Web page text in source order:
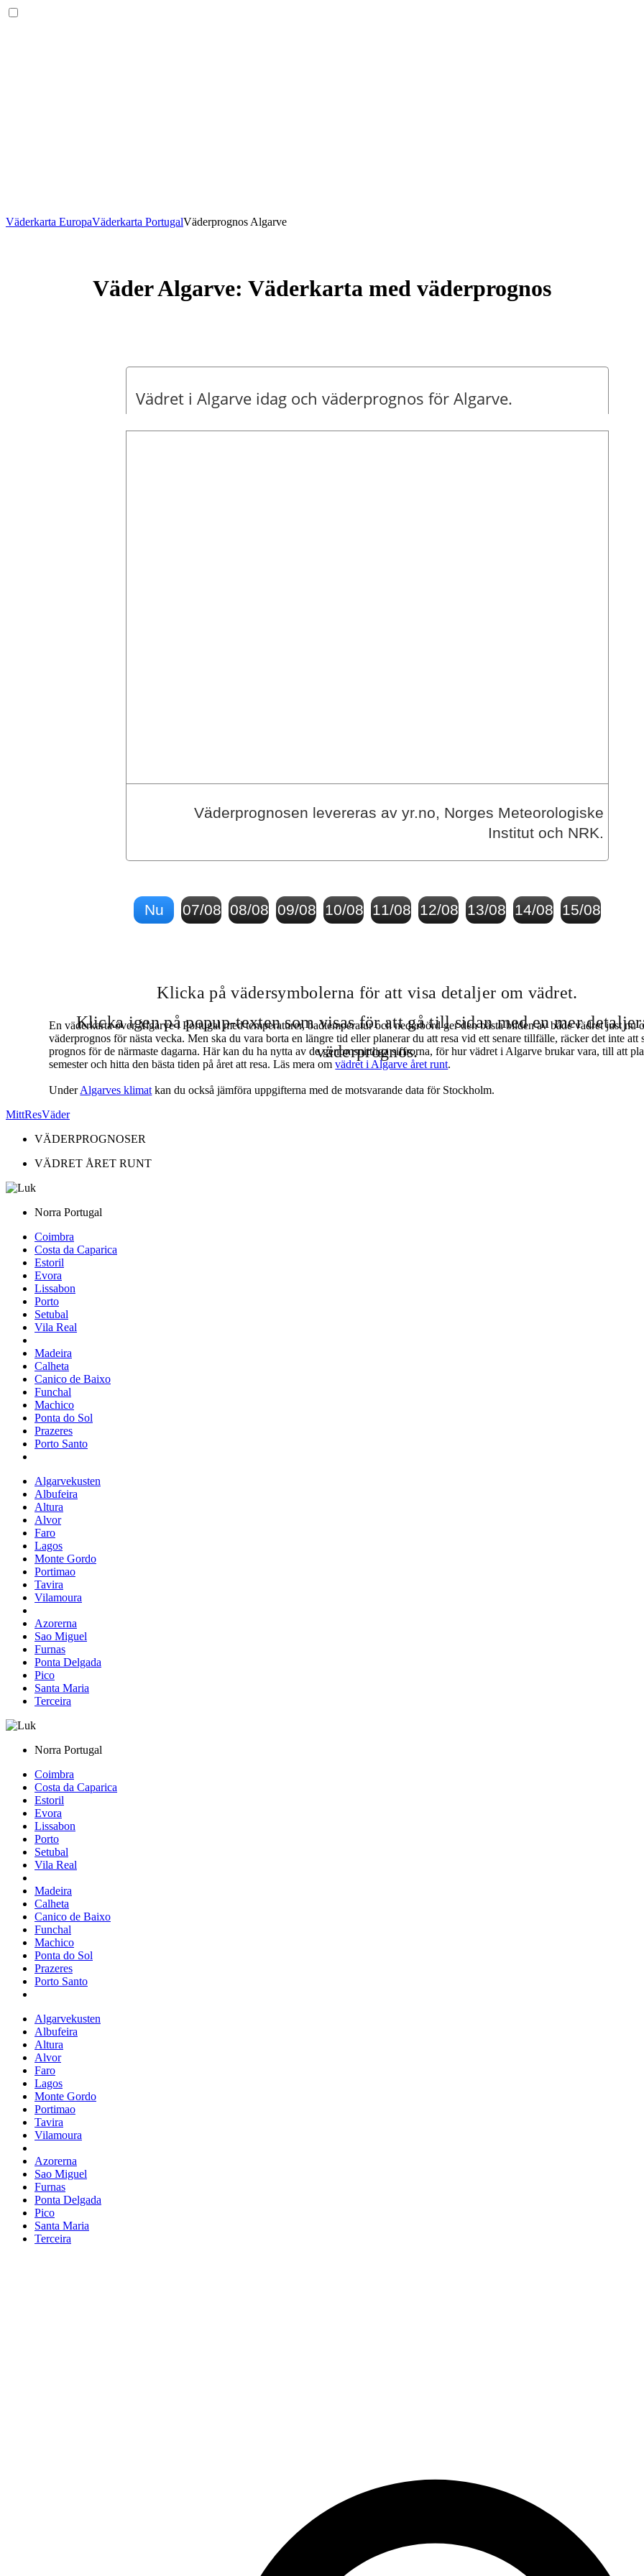
Väderkarta EuropaVäderkarta PortugalVäderprognos Algarve
Väder Algarve: Väderkarta med väderprognos
Vädret i Algarve idag och väderprognos för Algarve.
Väderprognosen levereras av yr.no, Norges Meteorologiske
Institut och NRK.
Nu 07/08 08/08 09/08 10/08 11/08 12/08 13/08 14/08 15/08
Klicka på vädersymbolerna för att visa detaljer om vädret.
Klicka igen på popup-texten som visas för att gå till sidan med en mer
väderprognos.
En väderkarta över Algarve i Portugal med temperaturer, badtemperatur och nederbörd ger den bästa bilden av både vädret just nu
väderprognos för nästa vecka. Men ska du vara borta en längre tid eller planerar du att resa vid ett senare tillfälle, räcker det inte att
prognos för de närmaste dagarna. Här kan du ha nytta av de genomsnittliga siffrorna, för hur vädret i Algarve brukar vara, till att
semester och hitta den bästa tiden på året att resa. Läs mera omvädret i Algarve året runt.
UnderAlgarves klimat kan du också jämföra uppgifterna med de motsvarande data för Stockholm.
MittResVäder
VÄDERPROGNOSER
VÄDRET ÅRET RUNT
Norra Portugal
Coimbra
Costa da Caparica
Estoril
Evora
Lissabon
Porto
Setubal
Vila Real
Madeira
Calheta
Canico de Baixo
Funchal
Machico
Ponta do Sol
Prazeres
Porto Santo
Algarvekusten
Albufeira
Altura
Alvor
Faro
Lagos
Monte Gordo
Portimao
Tavira
Vilamoura
Azorerna
Sao Miguel
Furnas
Ponta Delgada
Pico
Santa Maria
Terceira
Norra Portugal
Coimbra
Costa da Caparica
Estoril
Evora
Lissabon
Porto
Setubal
Vila Real
Madeira
Calheta
Canico de Baixo
Funchal
Machico
Ponta do Sol
Prazeres
Porto Santo
Algarvekusten
Albufeira
Altura
Alvor
Faro
Lagos
Monte Gordo
Portimao
Tavira
Vilamoura
Azorerna
Sao Miguel
Furnas
Ponta Delgada
Pico
Santa Maria
Terceira